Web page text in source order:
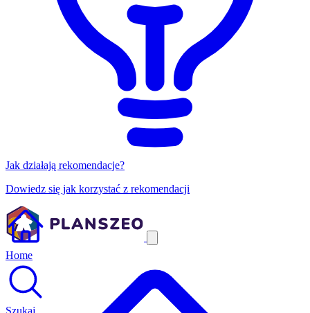
Jak działają rekomendacje?
Dowiedz się jak korzystać z rekomendacji
Home
Szukaj